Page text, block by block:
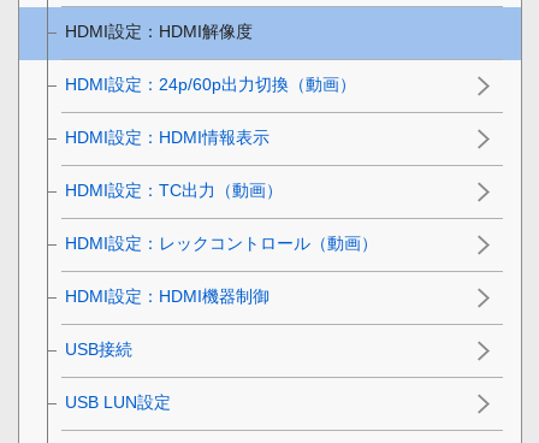
HDMI設定 ： HDMI解像度
HDMI設定 ： 24p/60p出力切換（動画）
HDMI設定 ： HDMI情報表示
HDMI設定 ： TC出力（動画）
HDMI設定 ： レックコントロール（動画）
HDMI設定 ： HDMI機器制御
USB接続
USB LUN設定